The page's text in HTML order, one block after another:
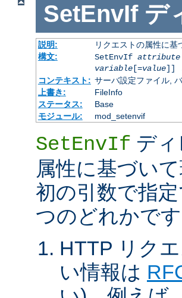
SetEnvIf デ
説明:
リクエストの属性に
構文:
SetEnvIf attribute
variable[=value]]
コンテキスト: サーバ設定ファイル,
上書き:
FileInfo
ステータス:
Base
モジュール:
mod_setenvif
SetEnvIf デ
属性に基づい
初の引数で指
つのどれかで
HTTP リク
い情報は